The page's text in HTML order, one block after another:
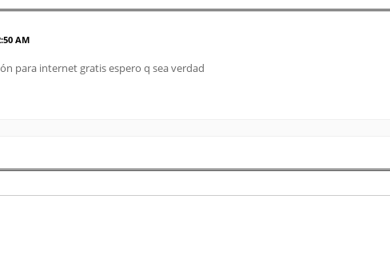
AM
para internet gratis espero q sea verdad